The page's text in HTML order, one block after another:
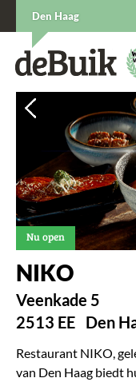
Nu open
NIKO
Veenkade 5
2513 EE Den
Restaurant NIKO,
van Den Haag biedt
Den Haag